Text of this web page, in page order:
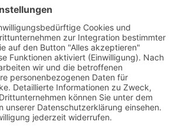
Versandpartner
Verfügbarkeiten
Zahlung und Versand
Datenschutz
Fernabsatz